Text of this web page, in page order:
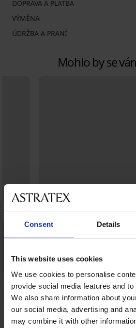
Consent Details
This website uses cookies
We use cookies to personalise
provide social media features and
We also share information about
our social media, advertising and
may combine it with other
DOPRAVA A PLATBA
VÝMĚNA
ÚDRŽBA A PRANÍ
Mohlo by se
4,9
Podprsenka Maia 4D Soft
vyztužená